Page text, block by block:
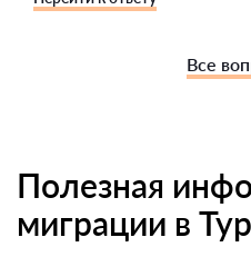
Все
Полезная
миграции в